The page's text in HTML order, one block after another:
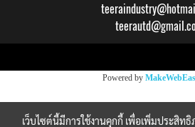
Powered by
เว็บไซต์นี้มีการใช้งานคุกกี้ เพื่อเพิ่มประสิ